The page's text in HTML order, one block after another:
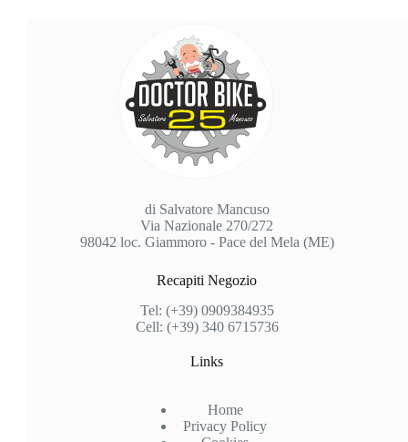
di Salvatore Mancuso
Via Nazionale 270/272
98042 loc. Giammoro - Pace del Mela (ME)
Recapiti Negozio
Tel: (+39) 0909384935
Cell: (+39) 340 6715736
Links
Home
Privacy Policy